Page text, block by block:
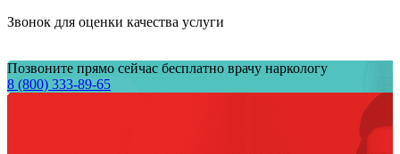
Звонок для оценки качества услуги
Позвоните прямо сейчас бесплатно врачу наркологу
8 (800) 333-89-65